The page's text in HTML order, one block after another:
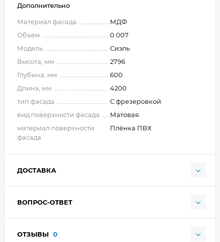
Дополнительно
Материал фасада
МДФ
Объем
0.007
Модель
Сиэль
Высота, мм
2796
Глубина, мм
600
Длина, мм
4200
тип фасада
С фрезеровкой
вид поверхности фасада
Матовая
материал поверхности
фасада
Плёнка ПВХ
ДОСТАВКА
ВОПРОС-ОТВЕТ
ОТЗЫВЫ 0